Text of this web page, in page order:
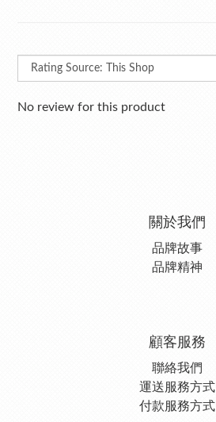
No review for this product
關於我們
品牌故事
品牌精神
顧客服務
聯絡我們
運送服務方式
付款服務方式